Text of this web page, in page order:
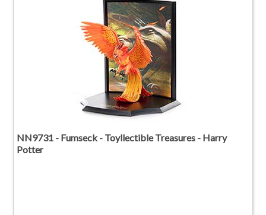
NN9731 - Fumseck - Toyllectible Treasures - Harry
Potter